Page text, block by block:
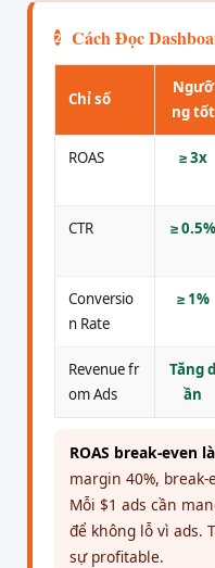
2 Cách Đọc
Chỉ số
Ngưỡ
ng tốt
ROAS ≥ 3x
CTR ≥ 0.5%
Conversio
n Rate
≥ 1%
Revenue fr
om Ads
Tăng d
ần
ROAS break-even
margin 40%, break-
Mỗi $1 ads cần
để không lỗ vì ads.
sự profitable.